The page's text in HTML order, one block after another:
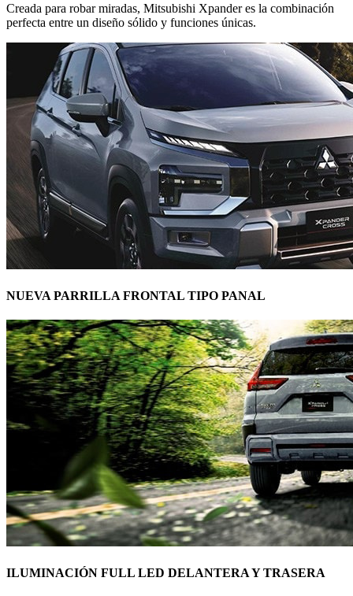
Creada para robar miradas, Mitsubishi Xpander es la combinación
perfecta entre un diseño sólido y funciones únicas.
NUEVA PARRILLA FRONTAL TIPO PANAL
ILUMINACIÓN FULL LED DELANTERA Y TRASERA